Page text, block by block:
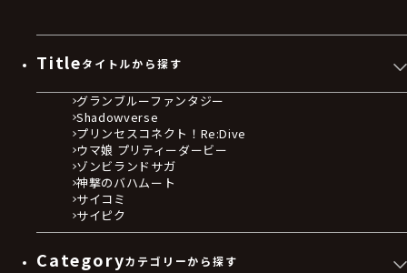
Titleタイトルから探す
グランブルーファンタジー
Shadowverse
プリンセスコネクト！Re:Dive
ウマ娘 プリティーダービー
ゾンビランドサガ
神撃のバハムート
サイコミ
サイピク
Categoryカテゴリーから探す